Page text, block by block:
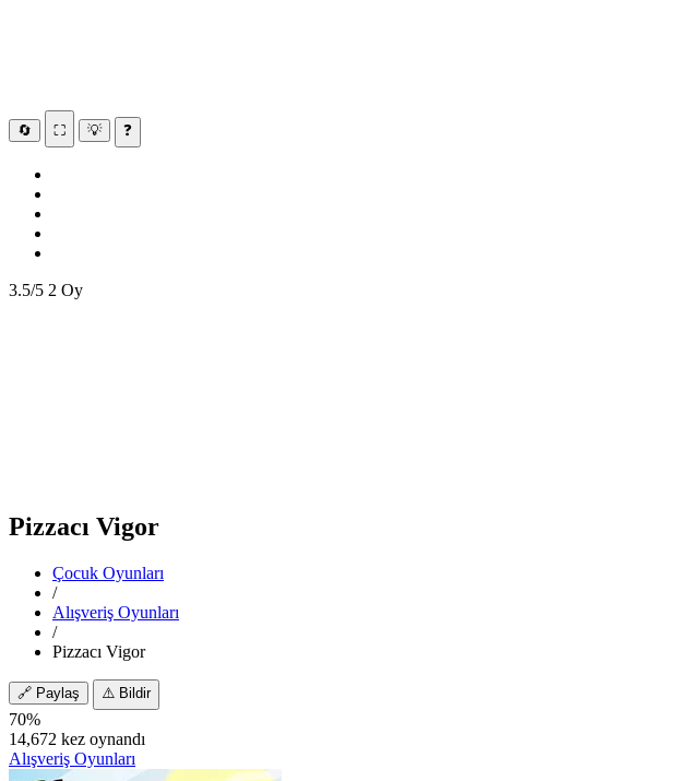
🔄 ⛶ 💡 ❓
3.5/5 2 Oy
Pizzacı Vigor
Çocuk Oyunları
/
Alışveriş Oyunları
/
Pizzacı Vigor
🔗 Paylaş ⚠️ Bildir
70%
14,672 kez oynandı
Alışveriş Oyunları